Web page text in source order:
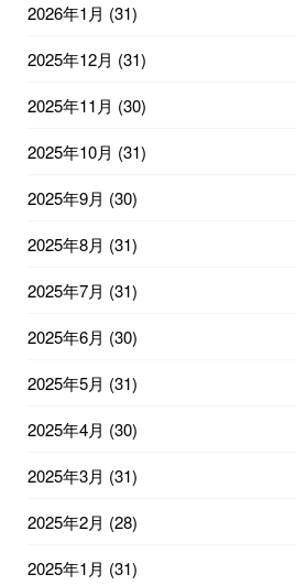
2026年1月 (31)
2025年12月 (31)
2025年11月 (30)
2025年10月 (31)
2025年9月 (30)
2025年8月 (31)
2025年7月 (31)
2025年6月 (30)
2025年5月 (31)
2025年4月 (30)
2025年3月 (31)
2025年2月 (28)
2025年1月 (31)